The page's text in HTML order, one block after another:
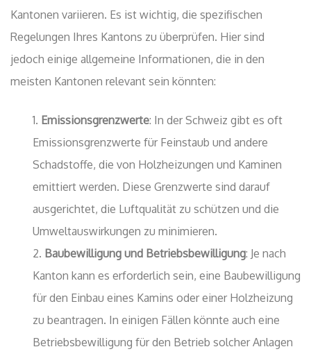
Kantonen variieren. Es ist wichtig, die spezifischen
Regelungen Ihres Kantons zu überprüfen. Hier sind
jedoch einige allgemeine Informationen, die in den
meisten Kantonen relevant sein könnten:
Emissionsgrenzwerte: In der Schweiz gibt es oft
Emissionsgrenzwerte für Feinstaub und andere
Schadstoffe, die von Holzheizungen und Kaminen
emittiert werden. Diese Grenzwerte sind darauf
ausgerichtet, die Luftqualität zu schützen und die
Umweltauswirkungen zu minimieren.
Baubewilligung und Betriebsbewilligung: Je nach
Kanton kann es erforderlich sein, eine Baubewilligung
für den Einbau eines Kamins oder einer Holzheizung
zu beantragen. In einigen Fällen könnte auch eine
Betriebsbewilligung für den Betrieb solcher Anlagen